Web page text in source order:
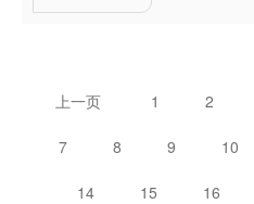
上一页 1 2
7 8 9 10
14 15 16